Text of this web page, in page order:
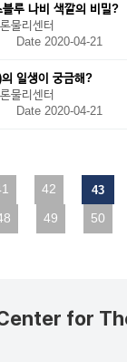
루 나비 색깔의 비밀?
물리센터
Date 2020-04-21
일생이 궁금해?
물리센터
Date 2020-04-21
42 43
49 50
for